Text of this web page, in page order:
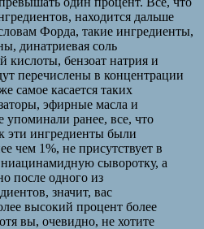
находится дальше
Форда, такие ингредиенты,
динатриевая соль
кислоты, бензоат натрия и
перечислены в концентрации
самое касается таких
эфирные масла и
ранее, все, что
эти ингредиенты были
чем 1%, не присутствует в
сыворотку, а
после одного из
значит, вас
высокий процент более
вы, очевидно, не хотите